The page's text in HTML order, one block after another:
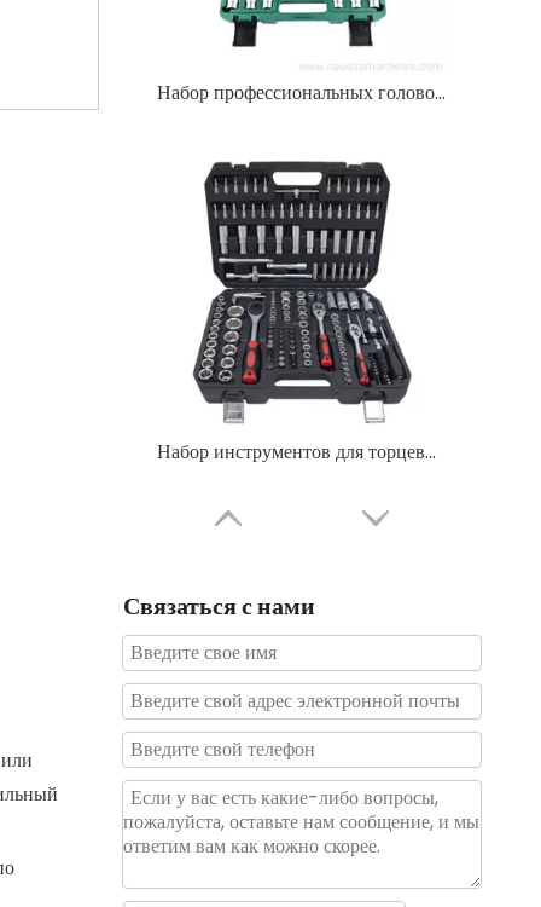
Набор профессиональных головок из 32 предметов с набором инструментов с храповым механизмом
Набор инструментов для торцевых и трещоточных ключей разных размеров, 171 шт.
52 шт., набор ручных инструментов для авторемонта, набор головок для автомобиля
Связаться с нами